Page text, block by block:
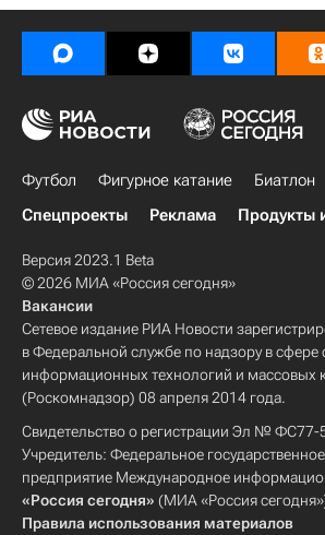
Футбол Фигурное катание Биатлон
Спецпроекты
Реклама Продукты
Версия 2023.1 Beta
© 2026 МИА «Россия сегодня»
Вакансии
Сетевое издание РИА Новости
в Федеральной службе по надзору в сфере
информационных технологий и массовых
(Роскомнадзор) 08 апреля 2014 года.
Свидетельство о регистрации Эл № ФС77-
Учредитель: Федеральное
предприятие Международное
«Россия сегодня» (МИА «Россия
Правила использования материалов